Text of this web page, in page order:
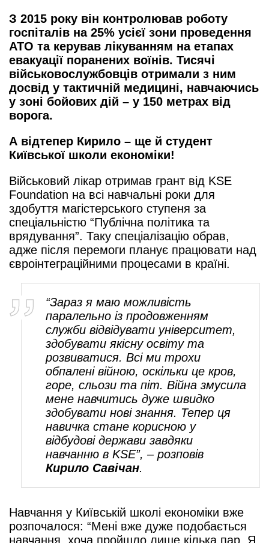
З 2015 року він контролював роботу
госпіталів на 25% усієї зони проведення
АТО та керував лікуванням на етапах
евакуації поранених воїнів. Тисячі
військовослужбовців отримали з ним
досвід у тактичній медицині, навчаючись
у зоні бойових дій – у 150 метрах від
ворога.
А відтепер Кирило – ще й студент
Київської школи економіки!
Військовий лікар отримав грант від KSE
Foundation на всі навчальні роки для
здобуття магістерського ступеня за
спеціальністю “Публічна політика та
врядування”. Таку спеціалізацію обрав,
адже після перемоги планує працювати над
євроінтеграційними процесами в країні.
“Зараз я маю можливість
паралельно із продовженням
служби відвідувати університет,
здобувати якісну освіту та
розвиватися. Всі ми трохи
обпалені війною, оскільки це кров,
горе, сльози та піт. Війна змусила
мене навчитись дуже швидко
здобувати нові знання. Тепер ця
навичка стане корисною у
відбудові держави завдяки
навчанню в KSE”, – розповів
Кирило Савічан.
Навчання у Київській школі економіки вже
розпочалося: “Мені вже дуже подобається
навчання, хоча пройшло лише кілька пар. Я